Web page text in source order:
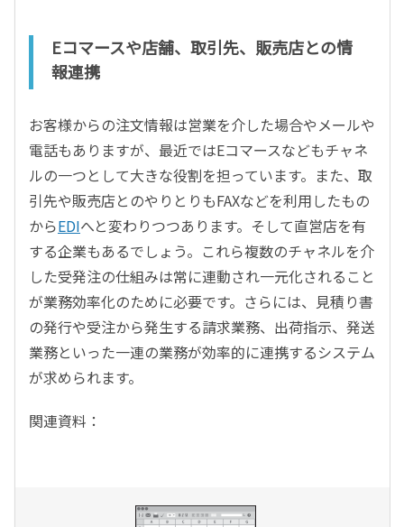
Eコマースや店舗、取引先、販売店との情
報連携
お客様からの注文情報は営業を介した場合やメールや
電話もありますが、最近ではEコマースなどもチャネ
ルの一つとして大きな役割を担っています。また、取
引先や販売店とのやりとりもFAXなどを利用したもの
からEDIへと変わりつつあります。そして直営店を有
する企業もあるでしょう。これら複数のチャネルを介
した受発注の仕組みは常に連動され一元化されること
が業務効率化のために必要です。さらには、見積り書
の発行や受注から発生する請求業務、出荷指示、発送
業務といった一連の業務が効率的に連携するシステム
が求められます。
関連資料：